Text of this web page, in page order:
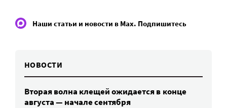
Наши статьи и новости в Max. Подпишитесь
НОВОСТИ
Вторая волна клещей ожидается в конце
августа — начале сентября